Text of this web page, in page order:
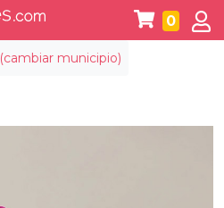
(cambiar municipio)
0